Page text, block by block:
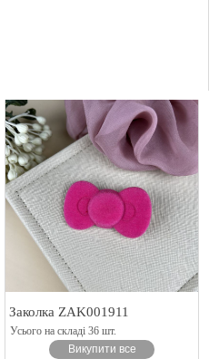
Заколка ZAK001911
Усього на складі 36 шт.
Викупити все